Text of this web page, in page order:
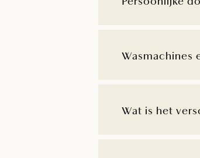
Wasmachines
Wat is het